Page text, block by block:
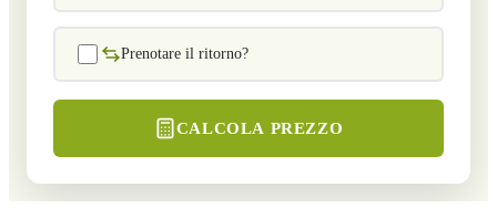
Prenotare il ritorno?
CALCOLA PREZZO